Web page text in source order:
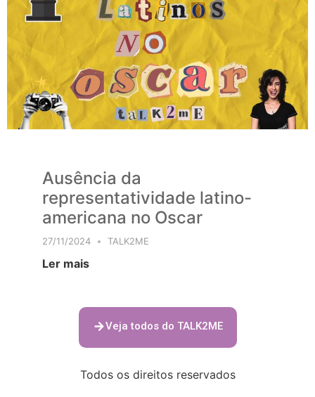
Ausência da
representatividade latino-
americana no Oscar
27/11/2024 TALK2ME
Ler mais
Veja todos do TALK2ME
Todos os direitos reservados